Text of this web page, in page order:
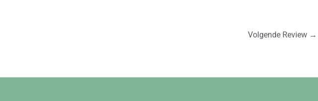
Volgende Review →